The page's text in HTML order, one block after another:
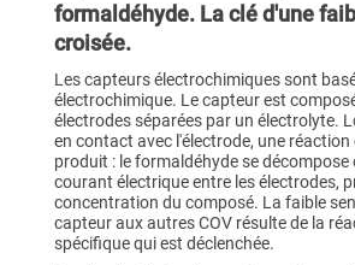
formaldéhyde. La clé d'une
croisée.
Les capteurs électrochimiques sont
électrochimique. Le capteur est
électrodes séparées par un électrolyte.
en contact avec l'électrode, une réaction
produit : le formaldéhyde se décompose
courant électrique entre les électrodes,
concentration du composé. La faible
capteur aux autres COV résulte de la
spécifique qui est déclenchée.